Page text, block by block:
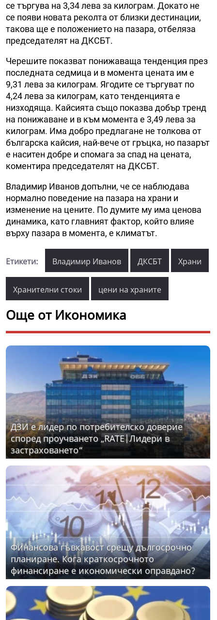
се търгува на 3,34 лева за килограм. Докато не
се появи новата реколта от близки дестинации,
такова ще е положението на пазара, отбеляза
председателят на ДКСБТ.
Черешите показват понижаваща тенденция през
последната седмица и в момента цената им е
9,31 лева за килограм. Ягодите се търгуват по
4,24 лева за килограм, като тенденцията е
низходяща. Кайсията също показва добър тренд
на понижаване и в към момента е 3,49 лева за
килограм. Има добро предлагане не толкова от
българска кайсия, най-вече от гръцка, но пазарът
е наситен добре и спомага за спад на цената,
коментира председателят на ДКСБТ.
Владимир Иванов допълни, че се наблюдава
нормално поведение на пазара на храни и
изменение на цените. По думите му има ценова
динамика, като главният фактор, който влияе
върху пазара в момента, е климатът.
Етикети: Владимир Иванов ДКСБТ Храни
Хранителни стоки цени на храните
Още от Икономика
ДЗИ е лидер по потребителско доверие
според проучването „RATE|Лидери в
застраховането“
Финансова гъвкавост срещу дългосрочно
планиране. Кога краткосрочното
финансиране е икономически оправдано?